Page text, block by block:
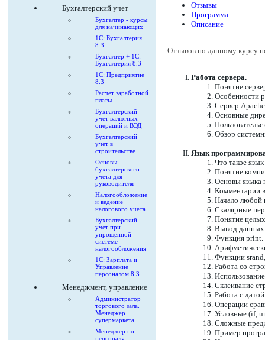
Бухгалтерский учет
Бухгалтер - курсы
для начинающих
1С: Бухгалтерия
8.3
Бухгалтер + 1С:
Бухгалтерия 8.3
1С: Предприятие
8.3
Расчет заработной
платы
Бухгалтерский
учет валютных
операций и ВЭД
Бухгалтерский
учет в
строительстве
Основы
бухгалтерского
учета для
руководителя
Налогообложение
и ведение
налогового учета
Бухгалтерский
учет при
упрощенной
системе
налогообложения
1С: Зарплата и
Управление
персоналом 8.3
Менеджмент, управление
Администратор
торгового зала.
Менеджер
супермаркета
Менеджер по
персоналу
Отзывы
Программа
Описание
Отзывов по данному курсу
Работа сервера.
Понятие
Особенности
Сервер
Основные
Обзор
Язык
Что такое
Понятие
Основы языка
Комментарии
Начало любой
Скалярные
Понятие
Вывод данных
Функция print.
Функции
Работа со
Склеивание
Работа с
Операции
Условные (if,
Сложные
Пример